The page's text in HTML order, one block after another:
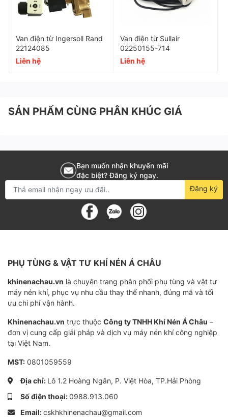
Van điện từ Ingersoll Rand
22124085
Liên hệ
Van điện từ Sullair
02250155-714
Liên hệ
SẢN PHẨM CÙNG PHÂN KHÚC GIÁ
Bạn muốn nhận khuyến mãi
đặc biệt? Đăng ký ngay.
Đăng ký
PHỤ TÙNG & VẬT TƯ KHÍ NÉN Á CHÂU
khinenachau.vn là chuyên trang phân phối phụ tùng và vật tư
máy nén khí, phục vụ nhu cầu thay thế nhanh, đúng mã và tối
ưu chi phí vận hành.
Khinenachau.vn trực thuộc Công ty TNHH Khí Nén Á Châu –
đơn vị cung cấp giải pháp và dịch vụ máy nén khí công nghiệp
tại Việt Nam.
MST: 0801059559
Địa chỉ: Lô 1.2 Hoàng Ngân, P. Việt Hòa, TP.Hải Phòng
Số điện thoại:0988.913.060
Email:cskhkhinenachau@gmail.com